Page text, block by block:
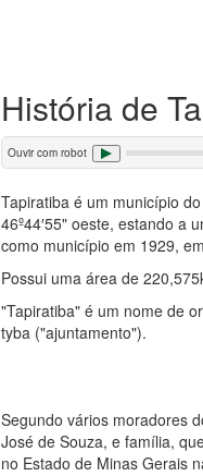
História de
Ouvir com robot
Tapiratiba é um município
46º44′55" oeste, estando a
como município em 1929,
Possui uma área de
"Tapiratiba" é um nome de
tyba ("ajuntamento").
Segundo vários moradores
José de Souza, e família,
no Estado de Minas Gerais